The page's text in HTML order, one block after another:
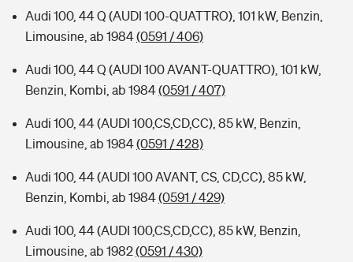
Audi 100, 44 Q (AUDI 100-QUATTRO), 101 kW, Benzin,
Limousine, ab 1984(0591 / 406)
Audi 100, 44 Q (AUDI 100 AVANT-QUATTRO), 101 kW,
Benzin, Kombi, ab 1984(0591 / 407)
Audi 100, 44 (AUDI 100,CS,CD,CC), 85 kW, Benzin,
Limousine, ab 1984(0591 / 428)
Audi 100, 44 (AUDI 100 AVANT, CS, CD,CC), 85 kW,
Benzin, Kombi, ab 1984(0591 / 429)
Audi 100, 44 (AUDI 100,CS,CD,CC), 85 kW, Benzin,
Limousine, ab 1982(0591 / 430)